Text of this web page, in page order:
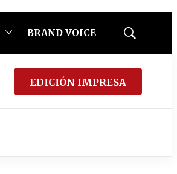
BRAND VOICE
Mostrar
EDICIÓN IMPRESA